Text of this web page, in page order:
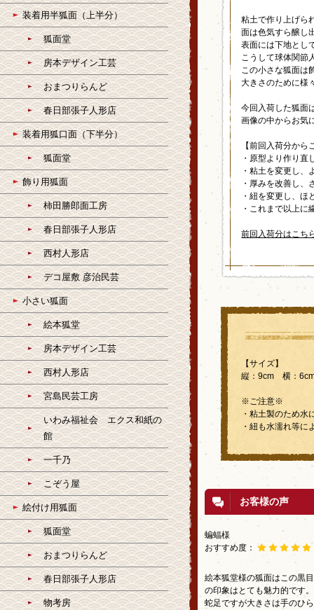
粘土で作り上げら
面は色気すら醸し
表面には下地とし
こうして球体関節
この小さな狐面は
大きさのために様
今回入荷した狐面
画像の中からお気
【前回入荷分か
・原型より作り直
・粘土を変更し、
・厚みを改善し、
・紐を変更し、ほ
・これまで以上に
前回入荷分はこち
【サイズ】
縦：9cm 横：
※ご注意※
・粘土製のため水
・紐も水濡れ等に
お客様の声
蝙蝠様
おすすめ度：
絵本狐堂様の狐面はこの黒
の印象はとても魅力的です。
蛇足ですが大きさは手のひ
装着用半狐面（上半分）
狐面堂
房本デザイン工芸
おまつりらんど
春日部張子人形店
装着用狐口面（下半分）
狐面堂
飾り用狐面
柿田勝郎面工房
春日部張子人形店
西村人形店
デコ屋敷 彦治民芸
小さい狐面
絵本狐堂
房本デザイン工芸
西村人形店
宮島民芸工房
いわみ福祉会 エクス和紙の
館
一千乃
こぞう屋
絵付け用狐面
狐面堂
おまつりらんど
春日部張子人形店
物考房